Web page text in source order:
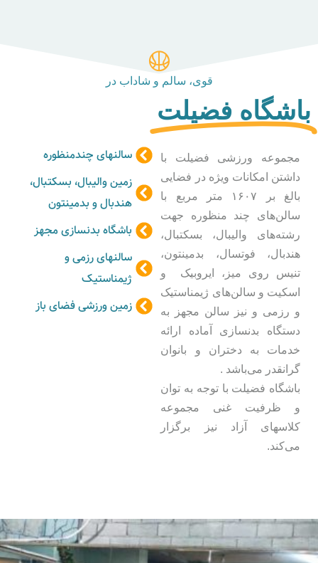
قوی، سالم و شاداب در
باشگاه فضیلت
مجموعه ورزشی فضیلت با
داشتن امکانات ویژه در فضایی
بالغ بر ۱۶۰۷ متر مربع با
سالن‌های چند منظوره جهت
رشته‌های والیبال، بسکتبال،
هندبال، فوتسال، بدمینتون،
تنیس روی میز، ایروبیک و
اسکیت و سالن‌های ژیمناستیک
و رزمی و نیز سالن مجهز به
دستگاه بدنسازی آماده ارائه
خدمات به دختران و بانوان
گرانقدر می‌باشد .
باشگاه فضیلت با توجه به توان
و ظرفیت غنی مجموعه
کلاسهای آزاد نیز برگزار
می‌کند.
سالنهای چندمنظوره
زمین والیبال، بسکتبال،
هندبال و بدمینتون
باشگاه بدنسازی مجهز
سالنهای رزمی و
ژیمناستیک
زمین ورزشی فضای باز